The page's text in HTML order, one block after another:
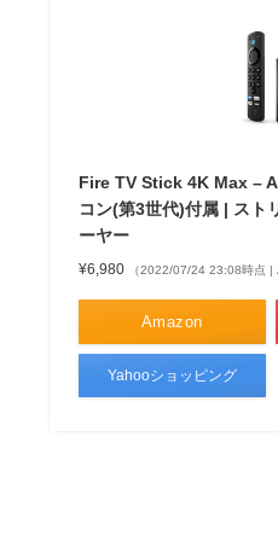
Fire TV Stick 4K Max –
コン(第3世代)付属 | スト
ーヤー
¥6,980 （2022/07/24 23:08時点 |
Amazon
Yahooショッピング